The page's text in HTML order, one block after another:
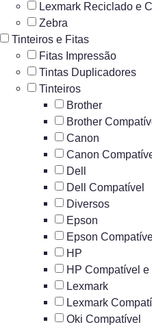
Lexmark Reciclado e
Zebra
Tinteiros e Fitas
Fitas Impressão
Tintas Duplicadores
Tinteiros
Brother
Brother
Canon
Canon
Dell
Dell Compatível
Diversos
Epson
Epson
HP
HP Compatível
Lexmark
Lexmark
Oki Compatível